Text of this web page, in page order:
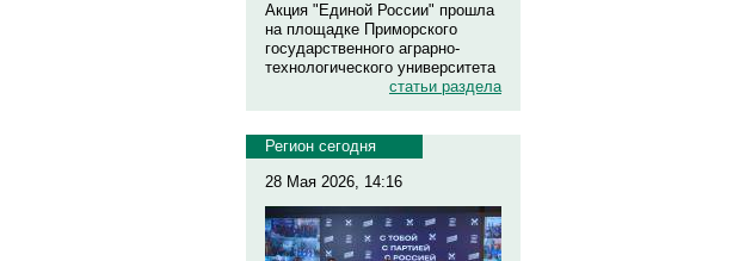
Акция "Единой России" прошла
на площадке Приморского
государственного аграрно-
технологического университета
статьи раздела
Регион сегодня
28 Мая 2026, 14:16